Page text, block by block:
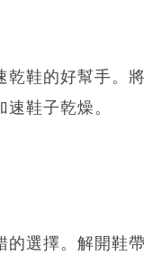
鞋的好幫手。
鞋子乾燥。
選擇。解開鞋